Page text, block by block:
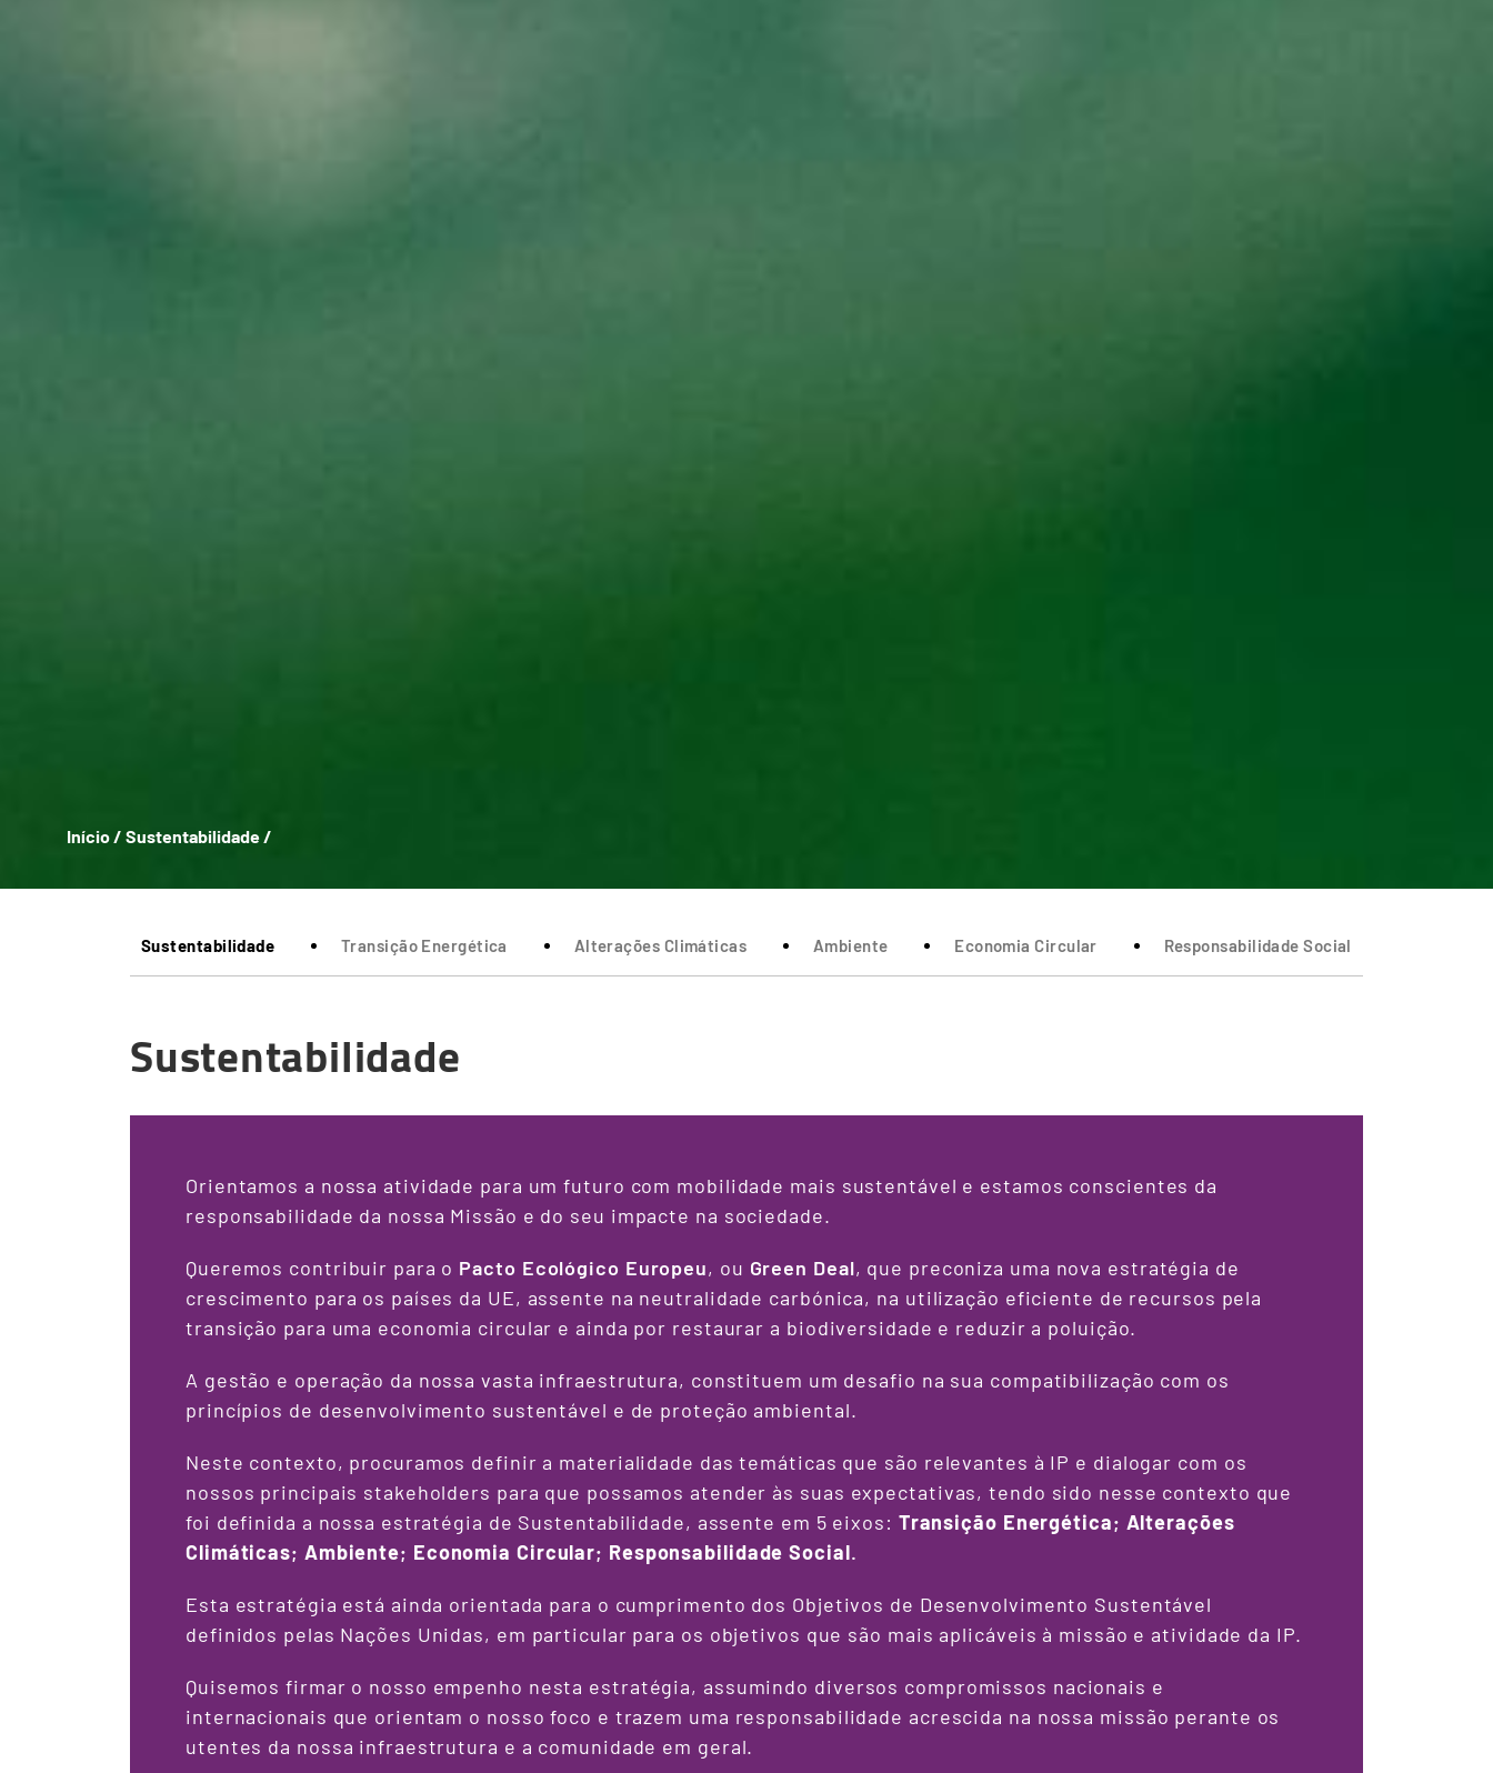
Breadcrumb
Início/ Sustentabilidade/
Sustentabilidade Transição Energética Alterações Climáticas Ambiente Economia Circular Responsabilidade Social
Sustentabilidade
Orientamos a nossa atividade para um futuro com mobilidade mais sustentável e estamos conscientes da
responsabilidade da nossa Missão e do seu impacte na sociedade.
Queremos contribuir para o Pacto Ecológico Europeu, ou Green Deal, que preconiza uma nova estratégia de
crescimento para os países da UE, assente na neutralidade carbónica, na utilização eficiente de recursos pela
transição para uma economia circular e ainda por restaurar a biodiversidade e reduzir a poluição.
A gestão e operação da nossa vasta infraestrutura, constituem um desafio na sua compatibilização com os
princípios de desenvolvimento sustentável e de proteção ambiental.
Neste contexto, procuramos definir a materialidade das temáticas que são relevantes à IP e dialogar com os
nossos principais stakeholders para que possamos atender às suas expectativas, tendo sido nesse contexto que
foi definida a nossa estratégia de Sustentabilidade, assente em 5 eixos: Transição Energética; Alterações
Climáticas; Ambiente; Economia Circular; Responsabilidade Social.
Esta estratégia está ainda orientada para o cumprimento dos Objetivos de Desenvolvimento Sustentável
definidos pelas Nações Unidas, em particular para os objetivos que são mais aplicáveis à missão e atividade da IP.
Quisemos firmar o nosso empenho nesta estratégia, assumindo diversos compromissos nacionais e
internacionais que orientam o nosso foco e trazem uma responsabilidade acrescida na nossa missão perante os
utentes da nossa infraestrutura e a comunidade em geral.